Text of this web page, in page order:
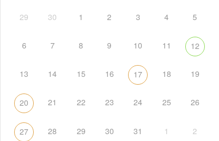
29 30 1 2 3 4 5
6 7 8 9 10 11 12
13 14 15 16 17 18 19
20 21 22 23 24 25 26
27 28 29 30 31 1 2